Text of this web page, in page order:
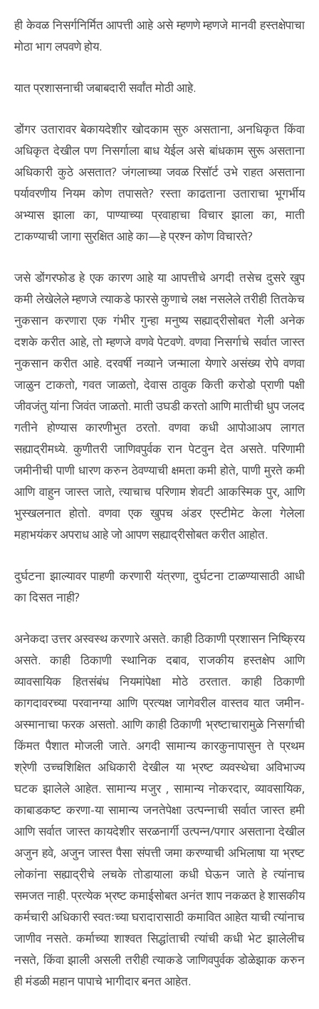
ही केवळ निसर्गनिर्मित आपत्ती आहे असे म्हणणे म्हणजे मानवी हस्तक्षेपाचा
मोठा भाग लपवणे होय.
यात प्रशासनाची जबाबदारी सर्वांत मोठी आहे.
डोंगर उतारावर बेकायदेशीर खोदकाम सुरु असताना, अनधिकृत किंवा
अधिकृत देखील पण निसर्गाला बाध येईल असे बांधकाम सुरू असताना
अधिकारी कुठे असतात? जंगलाच्या जवळ रिसॉर्ट उभे राहत असताना
पर्यावरणीय नियम कोण तपासते? रस्ता काढताना उताराचा भूगर्भीय
अभ्यास झाला का, पाण्याच्या प्रवाहाचा विचार झाला का, माती
टाकण्याची जागा सुरक्षित आहे का—हे प्रश्न कोण विचारते?
जसे डोंगरफोड हे एक कारण आहे या आपत्तीचे अगदी तसेच दुसरे खुप
कमी लेखेलेले म्हणजे त्याकडे फारसे कुणाचे लक्ष नसलेले तरीही तितकेच
नुकसान करणारा एक गंभीर गुन्हा मनुष्य सह्याद्रीसोबत गेली अनेक
दशके करीत आहे, तो म्हणजे वणवे पेटवणे. वणवा निसर्गाचे सर्वात जास्त
नुकसान करीत आहे. दरवर्षी नव्याने जन्माला येणारे असंख्य रोपे वणवा
जाळुन टाकतो, गवत जाळतो, देवास ठावुक किती करोडो प्राणी पक्षी
जीवजंतु यांना जिवंत जाळतो. माती उघडी करतो आणि मातीची धुप जलद
गतीने होण्यास कारणीभुत ठरतो. वणवा कधी आपोआअप लागत
सह्याद्रीमध्ये. कुणीतरी जाणिवपुर्वक रान पेटवुन देत असते. परिणामी
जमीनीची पाणी धारण करुन ठेवण्याची क्षमता कमी होते, पाणी मुरते कमी
आणि वाहुन जास्त जाते, त्याचाच परिणाम शेवटी आकस्मिक पुर, आणि
भुस्खलनात होतो. वणवा एक खुपच अंडर एस्टीमेट केला गेलेला
महाभयंकर अपराध आहे जो आपण सह्याद्रीसोबत करीत आहोत.
दुर्घटना झाल्यावर पाहणी करणारी यंत्रणा, दुर्घटना टाळण्यासाठी आधी
का दिसत नाही?
अनेकदा उत्तर अस्वस्थ करणारे असते. काही ठिकाणी प्रशासन निष्क्रिय
असते. काही ठिकाणी स्थानिक दबाव, राजकीय हस्तक्षेप आणि
व्यावसायिक हितसंबंध नियमांपेक्षा मोठे ठरतात. काही ठिकाणी
कागदावरच्या परवानग्या आणि प्रत्यक्ष जागेवरील वास्तव यात जमीन-
अस्मानाचा फरक असतो. आणि काही ठिकाणी भ्रष्टाचारामुळे निसर्गाची
किंमत पैशात मोजली जाते. अगदी सामान्य कारकुनापासुन ते प्रथम
श्रेणी उच्चशिक्षित अधिकारी देखील या भ्रष्ट व्यवस्थेचा अविभाज्य
घटक झालेले आहेत. सामान्य मजुर , सामान्य नोकरदार, व्यावसायिक,
काबाडकष्ट करणा-या सामान्य जनतेपेक्षा उत्पन्नाची सर्वात जास्त हमी
आणि सर्वात जास्त कायदेशीर सरळनार्गी उत्पन्न/पगार असताना देखील
अजुन हवे, अजुन जास्त पैसा संपत्ती जमा करण्याची अभिलाषा या भ्रष्ट
लोकांना सह्याद्रीचे लचके तोडायाला कधी घेऊन जाते हे त्यांनाच
समजत नाही. प्रत्येक भ्रष्ट कमाईसोबत अनंत शाप नकळत हे शासकीय
कर्मचारी अधिकारी स्वतःच्या घरादारासाठी कमावित आहेत याची त्यांनाच
जाणीव नसते. कर्माच्या शाश्वत सिद्धांताची त्यांची कधी भेट झालेलीच
नसते, किंवा झाली असली तरीही त्याकडे जाणिवपुर्वक डोळेझाक करुन
ही मंडळी महान पापाचे भागीदार बनत आहेत.